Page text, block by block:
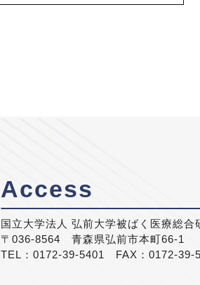
Access
国立大学法人 弘前大学被ばく医療総合
〒036-8564 青森県弘前市本町66-1
TEL：0172-39-5401 FAX：0172-39-